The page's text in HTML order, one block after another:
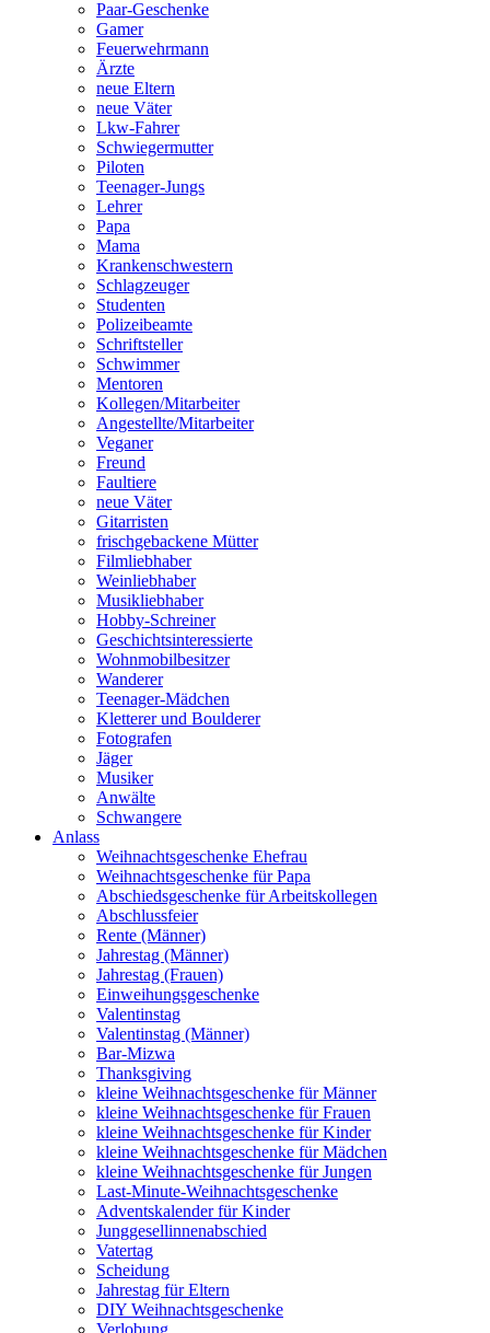
Paar-Geschenke
Gamer
Feuerwehrmann
Ärzte
neue Eltern
neue Väter
Lkw-Fahrer
Schwiegermutter
Piloten
Teenager-Jungs
Lehrer
Papa
Mama
Krankenschwestern
Schlagzeuger
Studenten
Polizeibeamte
Schriftsteller
Schwimmer
Mentoren
Kollegen/Mitarbeiter
Angestellte/Mitarbeiter
Veganer
Freund
Faultiere
neue Väter
Gitarristen
frischgebackene Mütter
Filmliebhaber
Weinliebhaber
Musikliebhaber
Hobby-Schreiner
Geschichtsinteressierte
Wohnmobilbesitzer
Wanderer
Teenager-Mädchen
Kletterer und Boulderer
Fotografen
Jäger
Musiker
Anwälte
Schwangere
Anlass
Weihnachtsgeschenke Ehefrau
Weihnachtsgeschenke für Papa
Abschiedsgeschenke für Arbeitskollegen
Abschlussfeier
Rente (Männer)
Jahrestag (Männer)
Jahrestag (Frauen)
Einweihungsgeschenke
Valentinstag
Valentinstag (Männer)
Bar-Mizwa
Thanksgiving
kleine Weihnachtsgeschenke für Männer
kleine Weihnachtsgeschenke für Frauen
kleine Weihnachtsgeschenke für Kinder
kleine Weihnachtsgeschenke für Mädchen
kleine Weihnachtsgeschenke für Jungen
Last-Minute-Weihnachtsgeschenke
Adventskalender für Kinder
Junggesellinnenabschied
Vatertag
Scheidung
Jahrestag für Eltern
DIY Weihnachtsgeschenke
Verlobung